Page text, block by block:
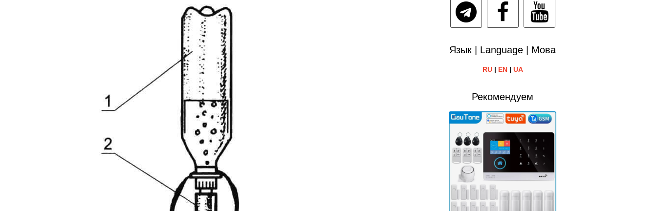
Язык | Language | Мова
RU| EN| UA
Рекомендуем